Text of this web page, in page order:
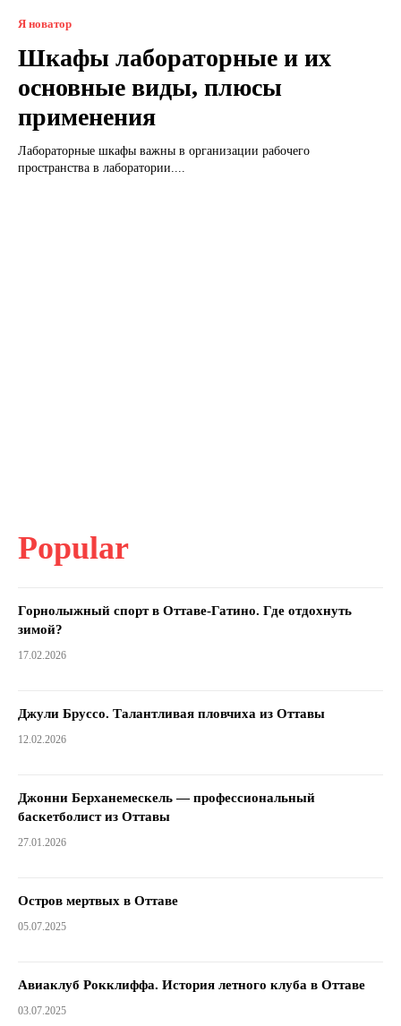
Я новатор
Шкафы лабораторные и их
основные виды, плюсы
применения
Лабораторные шкафы важны в организации рабочего
пространства в лаборатории....
Popular
Горнолыжный спорт в Оттаве-Гатино. Где отдохнуть
зимой?
17.02.2026
Джули Бруссо. Талантливая пловчиха из Оттавы
12.02.2026
Джонни Берханемескель — профессиональный
баскетболист из Оттавы
27.01.2026
Остров мертвых в Оттаве
05.07.2025
Авиаклуб Рокклиффа. История летного клуба в Оттаве
03.07.2025